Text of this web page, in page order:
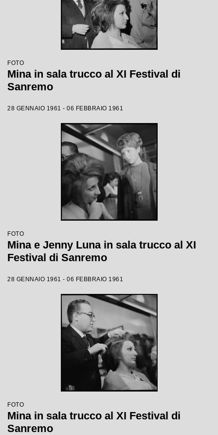
FOTO
Mina in sala trucco al XI Festival di
Sanremo
28 GENNAIO 1961 - 06 FEBBRAIO 1961
FOTO
Mina e Jenny Luna in sala trucco al XI
Festival di Sanremo
28 GENNAIO 1961 - 06 FEBBRAIO 1961
FOTO
Mina in sala trucco al XI Festival di
Sanremo